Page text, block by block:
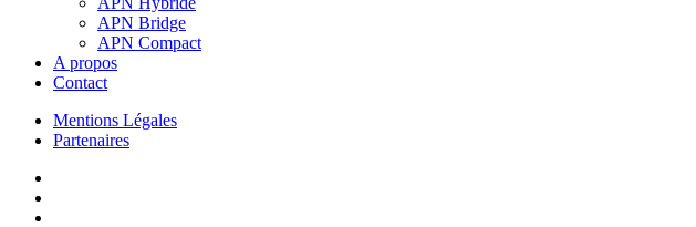
APN Bridge
APN Compact
A propos
Contact
Mentions Légales
Partenaires